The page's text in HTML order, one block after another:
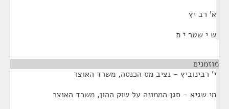
א' רב יץ
ש י שטר י ת
מוזמנים
י' רבינוביץ - נציב מס הכנסה, משרד האוצר
מי שגיא - סגן הממונה על שוק ההון, משרד האוצר